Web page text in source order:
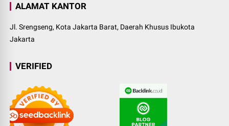
ALAMAT KANTOR
Jl. Srengseng, Kota Jakarta Barat, Daerah Khusus Ibukota
Jakarta
VERIFIED